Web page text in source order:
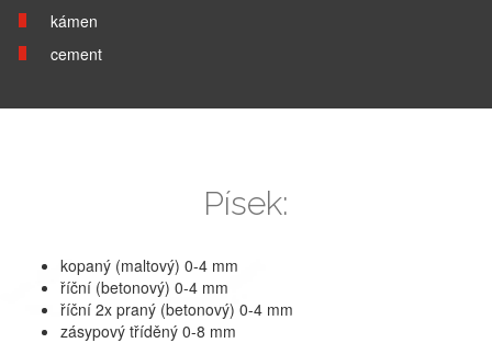
kámen
cement
Písek:
kopaný (maltový) 0-4 mm
říční (betonový) 0-4 mm
říční 2x praný (betonový) 0-4 mm
zásypový tříděný 0-8 mm